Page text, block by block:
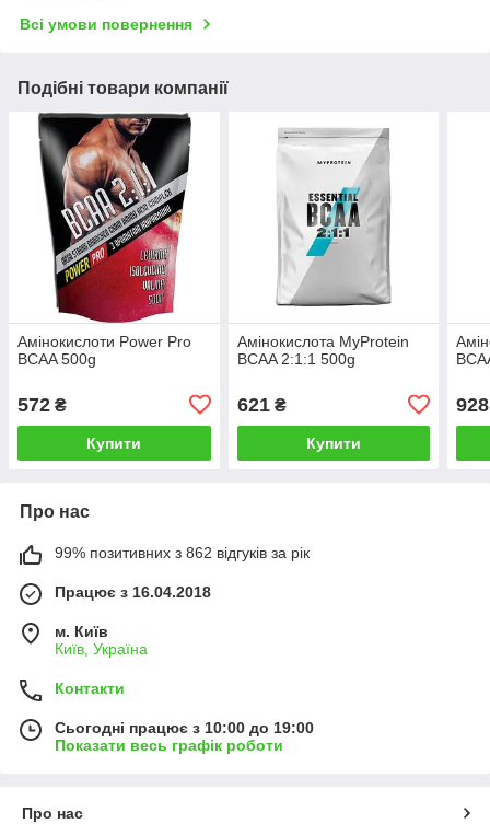
Всі умови повернення
Подібні товари компанії
Амінокислоти Power Pro
BCAA 500g
572 ₴
Купити
Амінокислота MyProtein
BCAA 2:1:1 500g
621₴
Купити
928
Про нас
99% позитивних з 862 відгуків за рік
Працює з 16.04.2018
м. Київ
Київ, Україна
Контакти
Сьогодні працює з 10:00 до 19:00
Показати весь графік роботи
Про нас